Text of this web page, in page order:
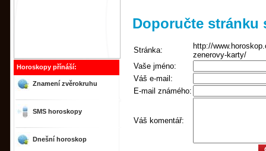
Horoskopy přínáší:
Znamení zvěrokruhu
SMS horoskopy
Dnešní horoskop
Doporučte stránku
Stránka:
http://
zenerovy-karty/
Vaše jméno:
Váš e-mail:
E-mail známého:
Váš komentář: